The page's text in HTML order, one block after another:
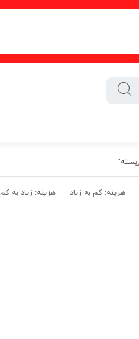
هزینه: کم به زیاد هزینه: زیاد به کم